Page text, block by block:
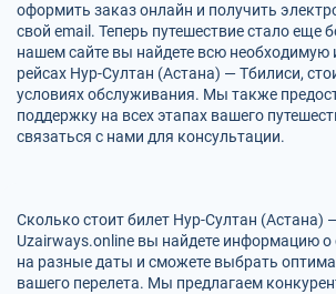
оформить заказ онлайн и получить
свой email. Теперь путешествие стало еще
нашем сайте вы найдете всю
рейсах Нур-Султан (Астана) — Тбилиси,
условиях обслуживания. Мы также
поддержку на всех этапах вашего
связаться с нами для консультации.
Сколько стоит билет Нур-Султан (Астана)
Uzairways.online вы найдете информацию о
на разные даты и сможете выбрать
вашего перелета. Мы предлагаем